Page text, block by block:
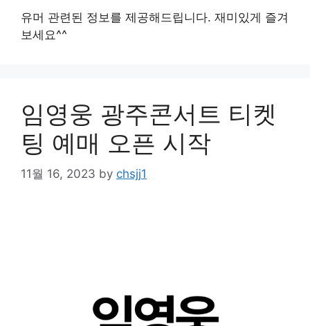
유머 관련된 정보를 제공해드립니다. 재미있게 즐겨
보세요^^
임영웅 광주콘서트 티켓
팅 예매 오픈 시작
11월 16, 2023 by chsjj1